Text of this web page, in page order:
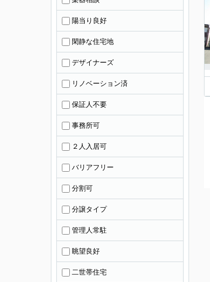
陽当り良好
閑静な住宅地
デザイナーズ
リノベーション済
保証人不要
事務所可
２人入居可
バリアフリー
分割可
分譲タイプ
管理人常駐
眺望良好
二世帯住宅